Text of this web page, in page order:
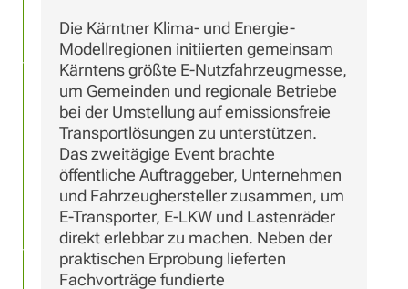
Die Kärntner Klima- und Energie-
Modellregionen initiierten gemeinsam
Kärntens größte E-Nutzfahrzeugmesse,
um Gemeinden und regionale Betriebe
bei der Umstellung auf emissionsfreie
Transportlösungen zu unterstützen.
Das zweitägige Event brachte
öffentliche Auftraggeber, Unternehmen
und Fahrzeughersteller zusammen, um
E-Transporter, E-LKW und Lastenräder
direkt erlebbar zu machen. Neben der
praktischen Erprobung lieferten
Fachvorträge fundierte